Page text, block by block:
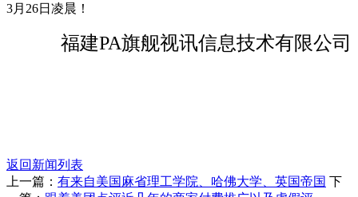
3月26日凌晨！
福建PA旗舰视讯信息技术有限公司
返回新闻列表
上一篇： 有来自美国麻省理工学院、哈佛大学、英国帝国 下